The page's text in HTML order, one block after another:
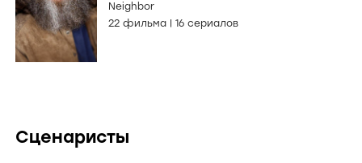
Neighbor
22 фильма
16 сериалов
Сценаристы